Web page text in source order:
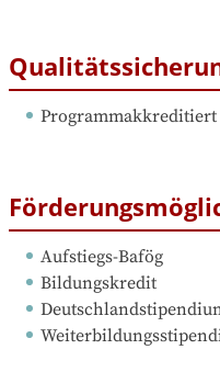
Programmakkreditiert
Aufstiegs-Bafög
Bildungskredit